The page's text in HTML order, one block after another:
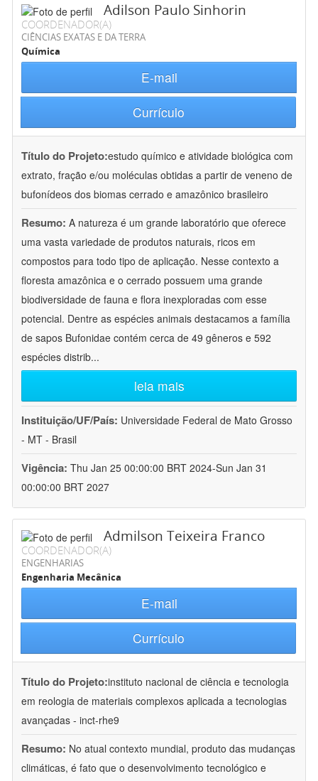
Adilson Paulo Sinhorin
COORDENADOR(A)
CIÊNCIAS EXATAS E DA TERRA
Química
E-mail
Currículo
Título do Projeto:estudo químico e atividade biológica com
extrato, fração e/ou moléculas obtidas a partir de veneno de
bufonídeos dos biomas cerrado e amazônico brasileiro
Resumo: A natureza é um grande laboratório que oferece
uma vasta variedade de produtos naturais, ricos em
compostos para todo tipo de aplicação. Nesse contexto a
floresta amazônica e o cerrado possuem uma grande
biodiversidade de fauna e flora inexploradas com esse
potencial. Dentre as espécies animais destacamos a família
de sapos Bufonidae contém cerca de 49 gêneros e 592
espécies distrib...
leia mais
Instituição/UF/País: Universidade Federal de Mato Grosso
- MT - Brasil
Vigência: Thu Jan 25 00:00:00 BRT 2024-Sun Jan 31
00:00:00 BRT 2027
Admilson Teixeira Franco
COORDENADOR(A)
ENGENHARIAS
Engenharia Mecânica
E-mail
Currículo
Título do Projeto:instituto nacional de ciência e tecnologia
em reologia de materiais complexos aplicada a tecnologias
avançadas - inct-rhe9
Resumo: No atual contexto mundial, produto das mudanças
climáticas, é fato que o desenvolvimento tecnológico e